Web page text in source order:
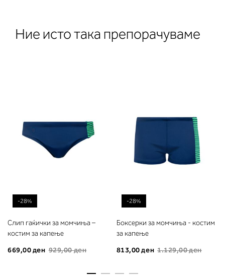
Ние исто така препорачуваме
-28%
Слип гаќички за момчиња –
костим за капење
669,00 ден 929,00 ден
-28%
Боксерки за момчиња - костим
за капење
813,00 ден 1.129,00 ден